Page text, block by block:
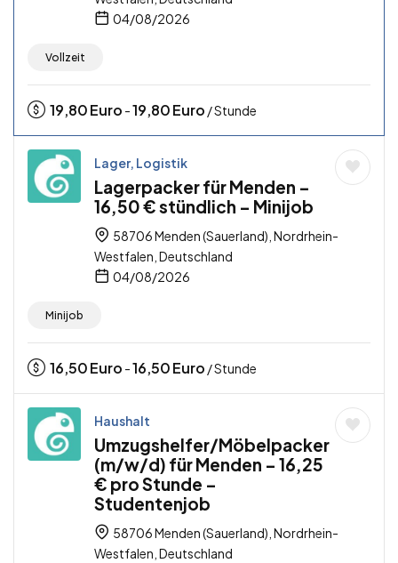
04/08/2026
Vollzeit
19,80Euro -19,80Euro / Stunde
Lager, Logistik
Lagerpacker für Menden –
16,50 € stündlich – Minijob
58706 Menden (Sauerland), Nordrhein-
Westfalen, Deutschland
04/08/2026
Minijob
16,50Euro -16,50Euro / Stunde
Haushalt
Umzugshelfer/Möbelpacker
(m/w/d) für Menden – 16,25
€ pro Stunde –
Studentenjob
58706 Menden (Sauerland), Nordrhein-
Westfalen, Deutschland